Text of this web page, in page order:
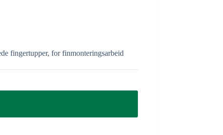
fingertupper, for finmonteringsarbeid